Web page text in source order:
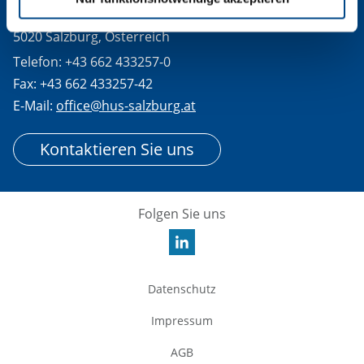
Schillerstraße 25
5020 Salzburg, Österreich
Telefon: +43 662 433257-0
Fax: +43 662 433257-42
E-Mail: office@hus-salzburg.at
Kontaktieren Sie uns
Folgen Sie uns
Datenschutz
Impressum
AGB